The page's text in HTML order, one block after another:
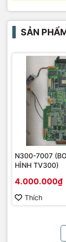
SẢN
N300-7007
HÌNH TV300)
4.000.000₫
Thích